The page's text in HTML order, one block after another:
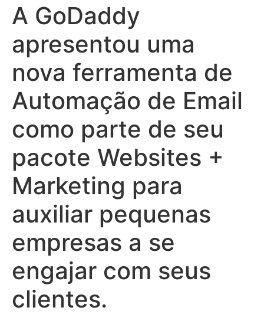
A GoDaddy
apresentou uma
nova ferramenta de
Automação de Email
como parte de seu
pacote Websites +
Marketing para
auxiliar pequenas
empresas a se
engajar com seus
clientes.